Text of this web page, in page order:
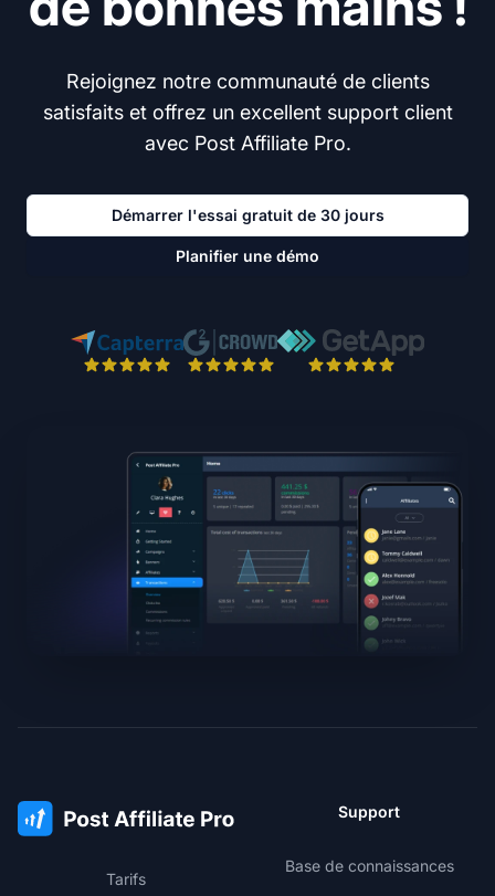
Rejoignez notre communauté de clients
satisfaits et offrez un excellent support client
avec Post Affiliate Pro.
Démarrer l'essai gratuit de 30 jours
Planifier une démo
Tarifs
Support
Base de connaissances